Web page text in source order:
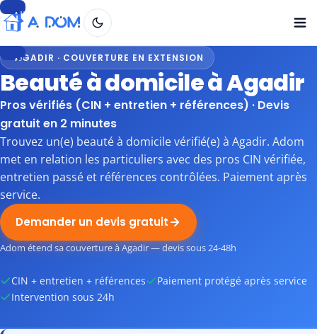
Aller
au
contenu
Aller
au
contenu
AGADIR · COUVERTURE EN EXTENSION
Beauté à domicile à Agadir
Pros vérifiés (CIN + entretien + références) · Devis
gratuit en 2 minutes
Trouvez un(e) beauté à domicile vérifié(e) à Agadir. Adom
met en relation les particuliers avec des pros CIN vérifiée,
entretien passé et références contrôlées. Paiement après
service.
Demander un devis gratuit
Adom étend sa couverture à Agadir — devis sous 24-48h
CIN + entretien + références
Paiement protégé après service
Intervention sous 24h